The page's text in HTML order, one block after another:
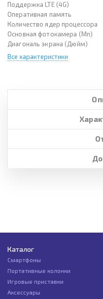
Поддержка LTE (4G)
Оперативная память
Количество ядер процессора
Основная фотокамера (Мп)
Диагональ экрана (Дюйм)
Все характеристики
Каталог
Смартфоны
Портативные колонки
Игровые приставки
Аксессуары